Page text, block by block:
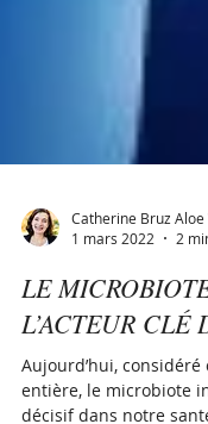
Catherine Bruz Aloe
1 mars 2022
2
L’ACTEUR CLÉ